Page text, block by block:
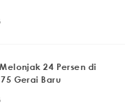
24 Persen di
Gerai Baru